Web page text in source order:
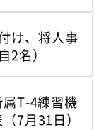
け、将人事
2名）
T-4練習機
7月31日）